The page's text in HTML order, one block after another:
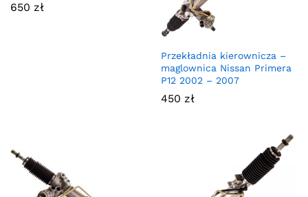
650 zł
Przekładnia kierownicza –
maglownica Nissan Primera
P12 2002 – 2007
450 zł